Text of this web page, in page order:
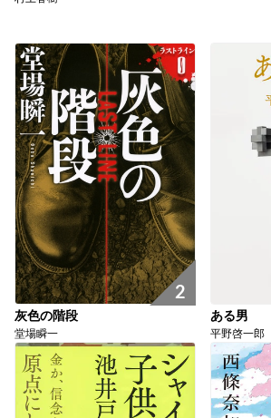
2
灰色の階段
堂場瞬一
ある男
平野啓一郎